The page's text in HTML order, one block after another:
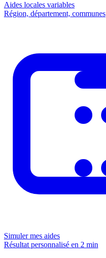
Aides locales variables
Région, département, communes
Simuler mes aides
Résultat personnalisé en 2 min